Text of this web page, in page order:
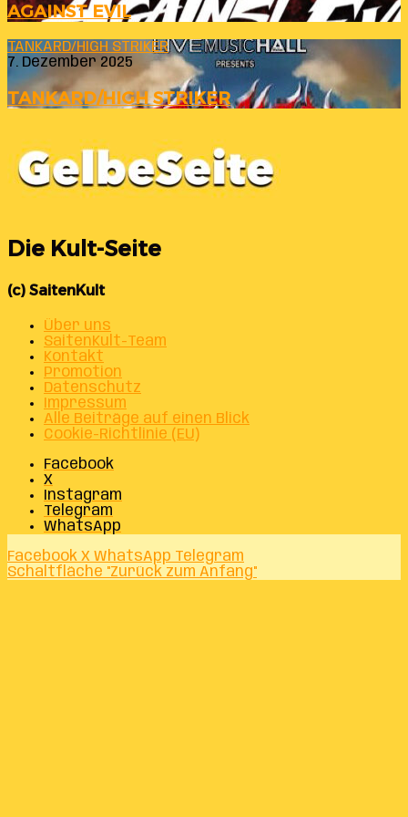
AGAINST EVIL
TANKARD/HIGH STRIKER
7. Dezember 2025
TANKARD/HIGH STRIKER
Die Kult-Seite
(c) SaitenKult
Über uns
SaitenKult-Team
Kontakt
Promotion
Datenschutz
Impressum
Alle Beiträge auf einen Blick
Cookie-Richtlinie (EU)
Facebook
X
Instagram
Telegram
WhatsApp
Facebook X WhatsApp Telegram
Schaltfläche "Zurück zum Anfang"